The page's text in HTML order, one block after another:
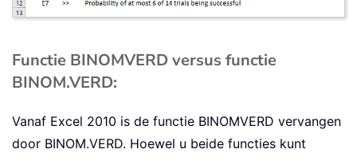
Functie BINOMVERD versus functie
BINOM.VERD:
Vanaf Excel 2010 is de functie BINOMVERD vervangen
door BINOM.VERD. Hoewel u beide functies kunt